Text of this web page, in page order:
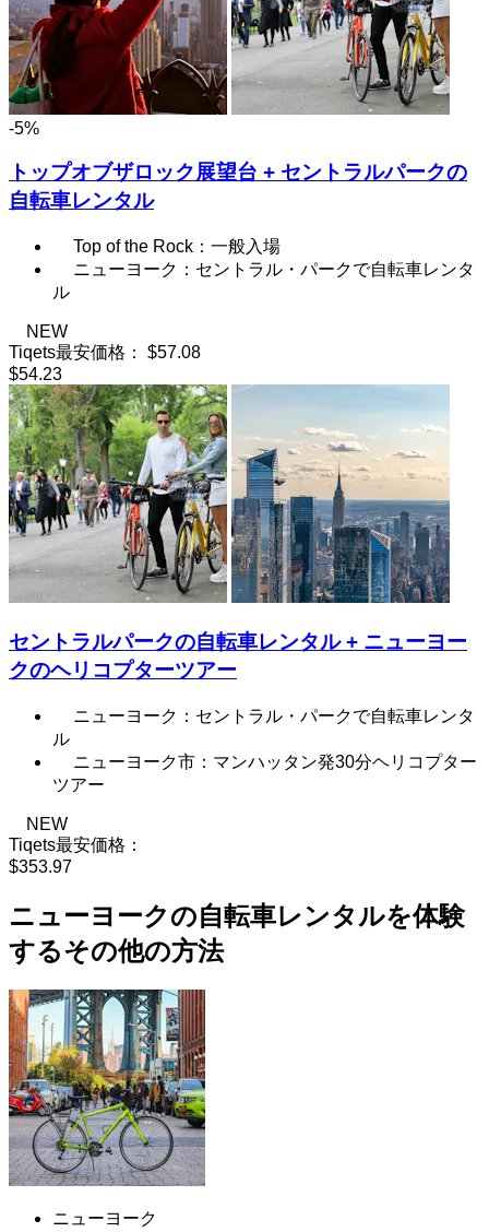
-5%
トップオブザロック展望台 + セントラルパークの
自転車レンタル
Top of the Rock：一般入場
ニューヨーク：セントラル・パークで自転車レンタ
ル
NEW
Tiqets最安価格：
$57.08
$54.23
セントラルパークの自転車レンタル + ニューヨー
クのヘリコプターツアー
ニューヨーク：セントラル・パークで自転車レンタ
ル
ニューヨーク市：マンハッタン発30分ヘリコプター
ツアー
NEW
Tiqets最安価格：
$353.97
ニューヨークの自転車レンタルを体験
するその他の方法
ニューヨーク